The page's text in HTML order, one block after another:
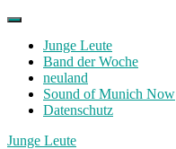
Skip
contentJunge Leute
Band der Woche
neuland
Sound of Munich Now
Datenschutz
Facebook
Twitter
Instagram
Junge Leute